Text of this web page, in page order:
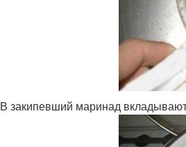
В закипевший маринад